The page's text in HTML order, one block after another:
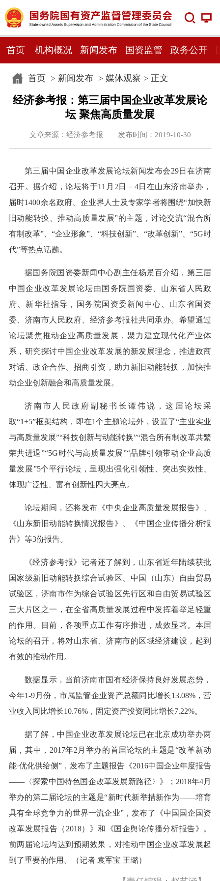
首页 机构概况 新闻发布 国资监管 政务公开
首页> 新闻发布> 媒体观察 > 正文
经济参考报：第三届中国企业改革发展论
坛 聚焦高质量发展
文章来源：经济参考报 发布时间：2019-10-30
第三届中国企业改革发展论坛新闻发布会29日在济南
召开。据介绍，论坛将于11月2日－4日在山东济南举办，
届时1400余名政府、企业界人士及专家学者将围绕“加快新
旧动能转换、推动高质量发展”的主题，讨论交流“混合所
有制改革”、“企业形象”、“科技创新”、“改革创新”、“5G时
代”等热点话题。
据国务院国资委新闻中心副主任杨景百介绍，第三届
中国企业改革发展论坛由国务院国资委、山东省人民政
府、新华社指导，国务院国资委新闻中心、山东省国资
委、济南市人民政府、经济参考报社共同承办。希望通过
论坛聚焦推动企业高质量发展，聚力建立现代化产业体
系，研究探讨中国企业改革发展的新发展理念，推进政商
对话、政企合作、招商引资，助力新旧动能转换，加快推
动企业创新融合和高质量发展。
济南市人民政府副秘书长谭伟说，这届论坛采
取“1+5”框架结构，即在1个主题论坛外，设置了“主业实业
与高质量发展”“科技创新与动能转换”“混合所有制改革共繁
荣共进退”“5G时代与高质量发展”“品牌引领带动企业高质
量发展”5个平行论坛，呈现出强化引领性、突出实效性、
体现广泛性、富有创新性四大亮点。
论坛期间，还将发布《中央企业高质量发展报告》、
《山东新旧动能转换情况报告》、《中国企业传播分析报
告》等3份报告。
《经济参考报》记者还了解到，山东省近年陆续获批
国家级新旧动能转换综合试验区、中国（山东）自由贸易
试验区，济南市作为综合试验区先行区和自由贸易试验区
三大片区之一，在全省高质量发展过程中发挥着举足轻重
的作用。目前，各项重点工作有序推进，成效显著。本届
论坛的召开，将对山东省、济南市的区域经济建设，起到
有效的推动作用。
数据显示，当前济南市国有经济保持良好发展态势，
今年1-9月份，市属监管企业资产总额同比增长13.08%，营
业收入同比增长10.76%，固定资产投资同比增长7.22%。
据了解，中国企业改革发展论坛已在北京成功举办两
届，其中，2017年2月举办的首届论坛的主题是“改革新动
能·优化供给侧”，发布了主题报告《2016中国企业年度报告
——〈探索中国特色国企改革发展新路径〉》；2018年4月
举办的第二届论坛的主题是“新时代新举措新作为——培育
具有全球竞争力的世界一流企业”，发布了《中国国企国资
改革发展报告（2018）》和《国企舆论传播分析报告》。
前两届论坛均达到预期效果，对推动中国企业改革发展起
到了重要的作用。（记者 袁军宝 王璐）